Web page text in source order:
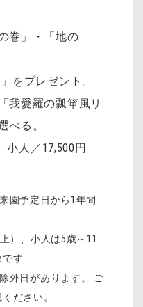
巻」・「地の
をプレゼント。
我愛羅の瓢箪風リ
べる。
小人／17,500円
園予定日から1年間
）、小人は5歳～11
です
外日があります。 ご
ださい。